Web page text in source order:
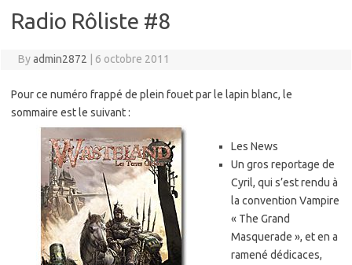
Radio Rôliste #8
Byadmin2872 6 octobre 2011
Pour ce numéro frappé de plein fouet par le lapin blanc, le
sommaire est le suivant :
Les News
Un gros reportage de
Cyril, qui s’est rendu à
la convention Vampire
« The Grand
Masquerade », et en a
ramené dédicaces,